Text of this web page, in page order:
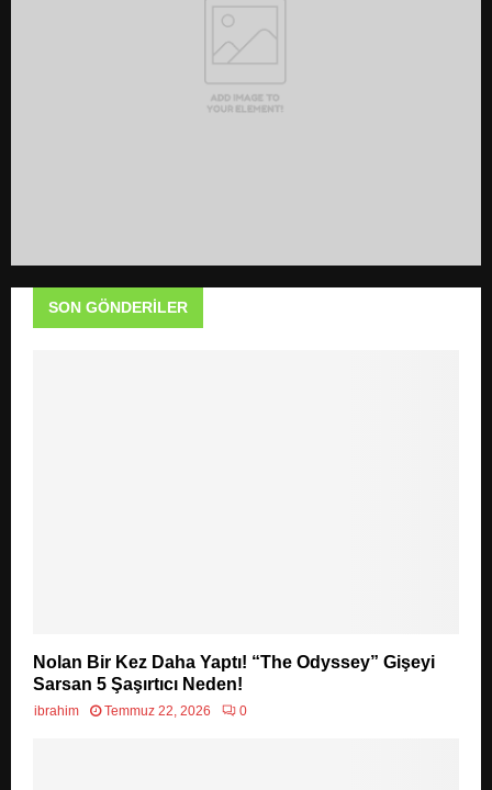
SON GÖNDERILER
Nolan Bir Kez Daha Yaptı! “The Odyssey” Gişeyi
Sarsan 5 Şaşırtıcı Neden!
ibrahim Temmuz 22, 2026 0